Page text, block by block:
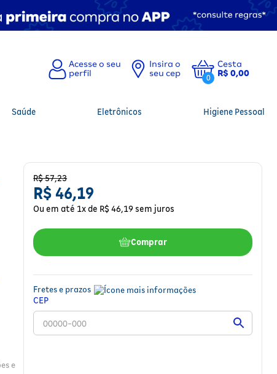
Insira o
seu cep
0
Cesta
R$ 0,00
Saúde Eletrônicos Higiene Pessoal
e
R$57,23
R$46,19
Ou em até 1x de R$ 46,19sem juros
Comprar
Fretes e prazos
CEP